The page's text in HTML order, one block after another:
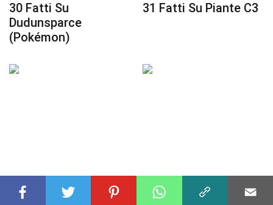
30 Fatti Su
Dudunsparce
(Pokémon)
31 Fatti Su Piante C3
POKEMON 12 Dic 2024 POKEMON 02 Dic 2024